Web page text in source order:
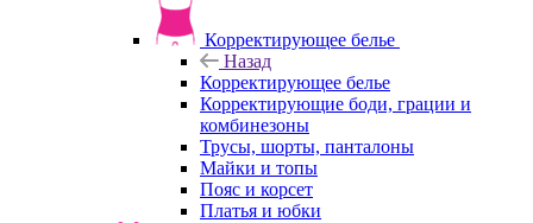
Корректирующее белье
Назад
Корректирующее белье
Корректирующие боди, грации и
комбинезоны
Трусы, шорты, панталоны
Майки и топы
Пояс и корсет
Платья и юбки